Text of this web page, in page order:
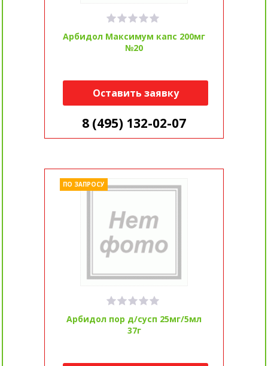
Арбидол Максимум капс 200мг
№20
Оставить заявку
8 (495) 132-02-07
Арбидол пор д/сусп 25мг/5мл
37г
ПО ЗАПРОСУ